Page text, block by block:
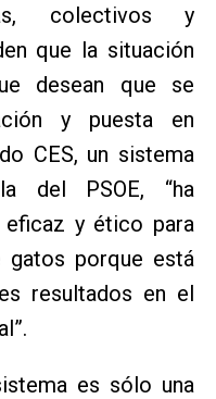
colectivos y
que la situación
desean que se
y puesta en
CES, un sistema
del PSOE, “ha
y ético para
porque está
resultados en el
es sólo una